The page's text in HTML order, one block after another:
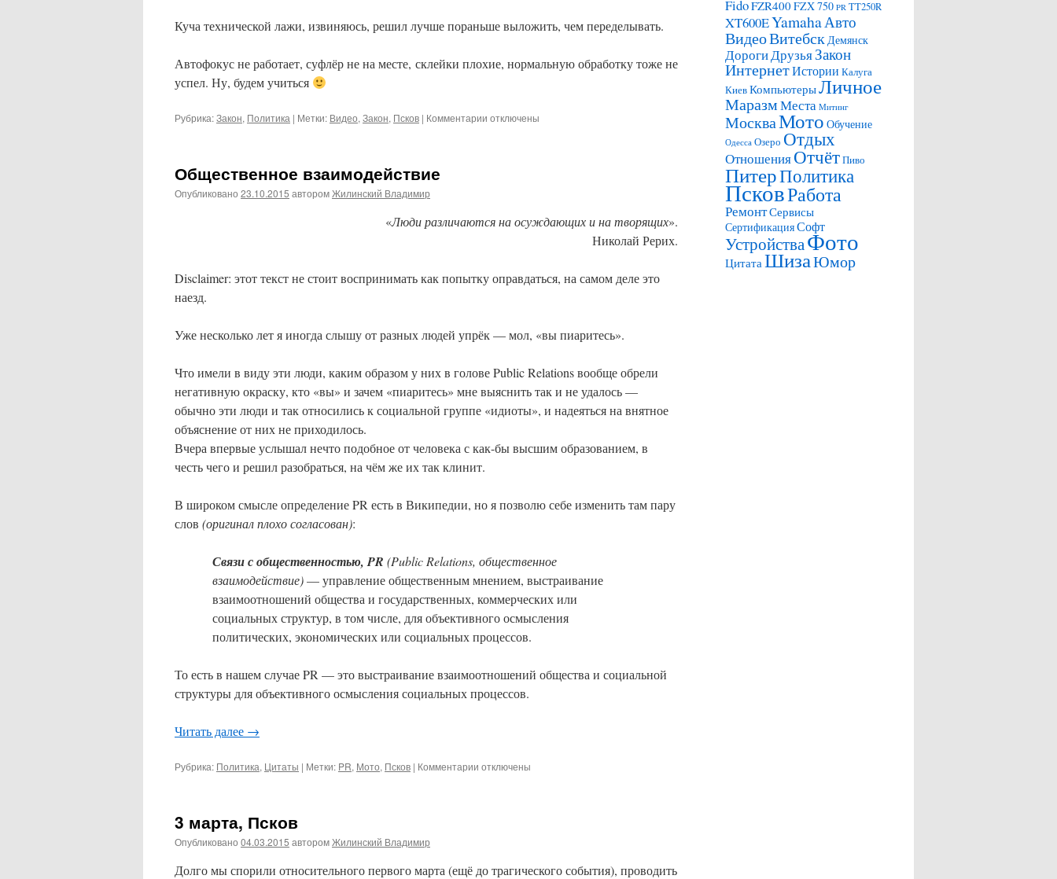
Куча технической лажи, извиняюсь, решил лучше пораньше выложить, чем переделывать.
Автофокус не работает, суфлёр не на месте, склейки плохие, нормальную обработку тоже не
успел. Ну, будем учиться
Рубрика:Закон, Политика | Метки: Видео, Закон, Псков | Комментарии котключены
Общественное взаимодействие
Опубликовано 23.10.2015 авторомЖилинский Владимир
«Люди различаются на осуждающих и на творящих».
Николай Рерих.
Disclaimer: этот текст не стоит воспринимать как попытку оправдаться, на самом деле это
наезд.
Уже несколько лет я иногда слышу от разных людей упрёк — мол, «вы пиаритесь».
Что имели в виду эти люди, каким образом у них в голове Public Relations вообще обрели
негативную окраску, кто «вы» и зачем «пиаритесь» мне выяснить так и не удалось —
обычно эти люди и так относились к социальной группе «идиоты», и надеяться на внятное
объяснение от них не приходилось.
Вчера впервые услышал нечто подобное от человека с как-бы высшим образованием, в
честь чего и решил разобраться, на чём же их так клинит.
В широком смысле определение PR есть в Википедии, но я позволю себе изменить там пару
слов (оригинал плохо согласован):
Связи с общественностью, PR (Public Relations, общественное
взаимодействие)— управление общественным мнением, выстраивание
взаимоотношений общества и государственных, коммерческих или
социальных структур, в том числе, для объективного осмысления
политических, экономических или социальных процессов.
То есть в нашем случае PR — это выстраивание взаимоотношений общества и социальной
структуры для объективного осмысления социальных процессов.
Читать далее →
Рубрика: Политика, Цитаты | Метки: PR, Мото, Псков | Комментарии котключены
3 марта, Псков
Опубликовано 04.03.2015 авторомЖилинский Владимир
Долго мы спорили относительного первого марта (ещё до трагического события), проводить
FidoFZR400 FZX 750 PR TT250R
XT600EYamahaАвто
ВидеоВитебск Демянск
Дороги ДрузьяЗакон
ИнтернетИстории Калуга
КиевКомпьютерыЛичное
МаразмМеста Митинг
МоскваМото Обучение
Одесса Озеро Отдых
ОтношенияОтчётПиво
ПитерПолитика
ПсковРабота
РемонтСервисы
СертификацияСофт
УстройстваФото
Цитата ШизаЮмор